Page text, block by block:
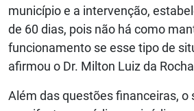
município e a intervenção,
de 60 dias, pois não há como
funcionamento se esse tipo de
afirmou o Dr. Milton Luiz da
Além das questões financeiras, o